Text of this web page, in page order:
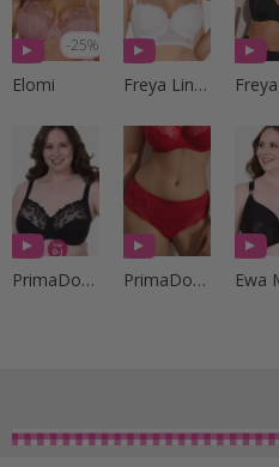
-25%
Elomi Freya Lingerie
PrimaDonna Lingerie PrimaDonna Lingerie